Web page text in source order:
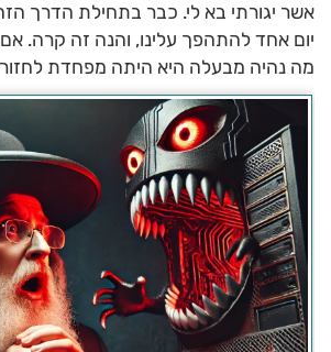
אשר יגורתי בא לי. כבר בתחילת הדרך
יום אחד להתהפך עלינו, והנה זה קרה.
מה נהיה מבעלה היא היתה מפחדת